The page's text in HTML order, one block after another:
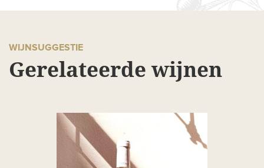
WIJNSUGGESTIE
Gerelateerde wijnen